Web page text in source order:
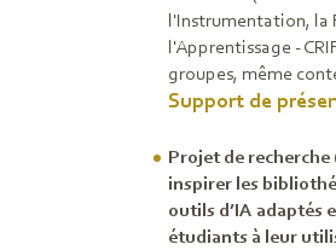
l'Instrumentation, la
l'Apprentissage -
groupes, même
Support de
Projet de recherche
inspirer les
outils d’IA adaptés
étudiants à leur